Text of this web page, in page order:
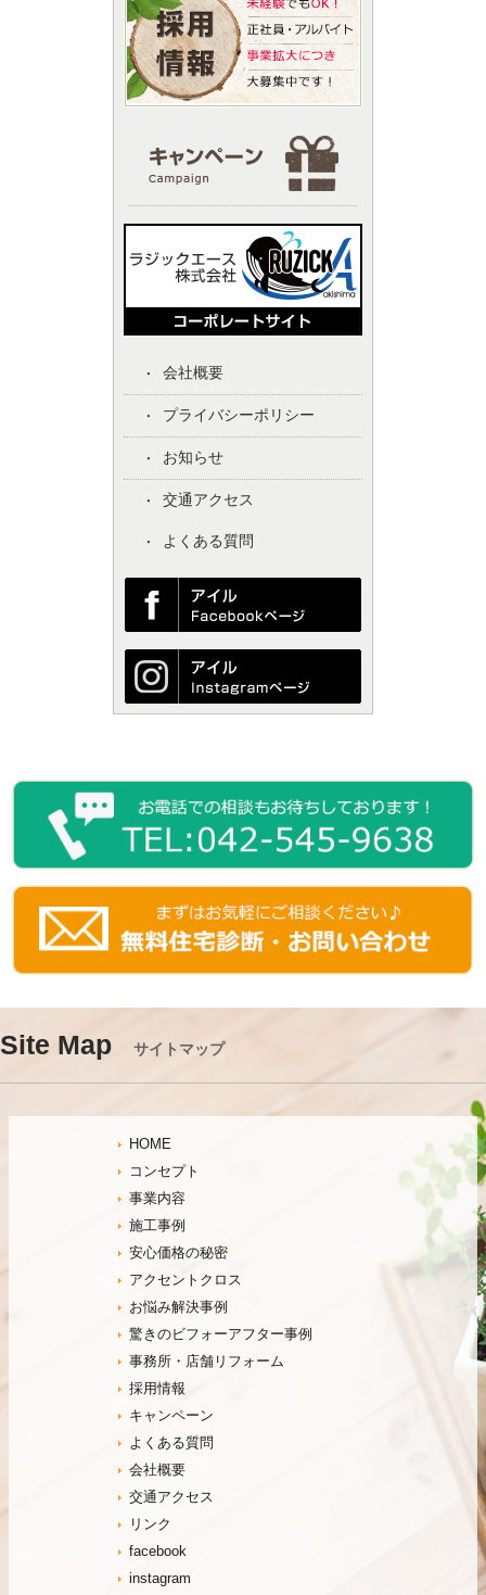
会社概要
プライバシーポリシー
お知らせ
交通アクセス
よくある質問
Site Map サイトマップ
HOME
コンセプト
事業内容
施工事例
安心価格の秘密
アクセントクロス
お悩み解決事例
驚きのビフォーアフター事例
事務所・店舗リフォーム
採用情報
キャンペーン
よくある質問
会社概要
交通アクセス
リンク
facebook
instagram